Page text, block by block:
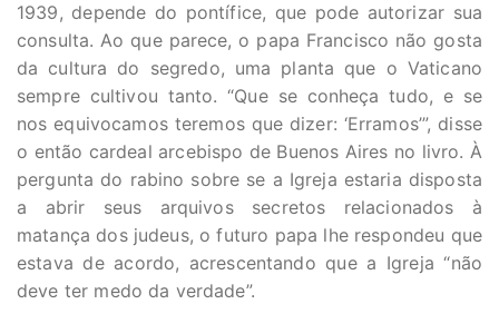
1939, depende do pontífice, que pode autorizar sua
consulta. Ao que parece, o papa Francisco não gosta
da cultura do segredo, uma planta que o Vaticano
sempre cultivou tanto. “Que se conheça tudo, e se
nos equivocamos teremos que dizer: ‘Erramos’”, disse
o então cardeal arcebispo de Buenos Aires no livro. À
pergunta do rabino sobre se a Igreja estaria disposta
a abrir seus arquivos secretos relacionados à
matança dos judeus, o futuro papa lhe respondeu que
estava de acordo, acrescentando que a Igreja “não
deve ter medo da verdade”.